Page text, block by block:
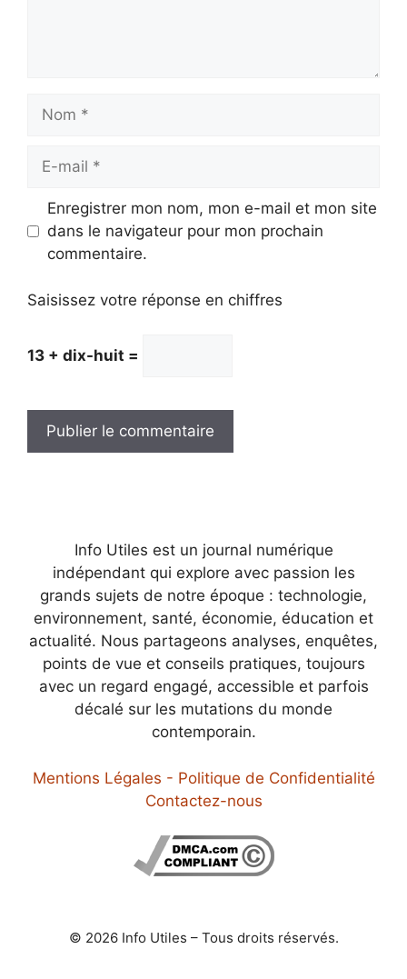
Nom
Enregistrer mon nom, mon e-mail et mon site
dans le navigateur pour mon prochain
commentaire.
Saisissez votre réponse en chiffres
13 + dix-huit =
Info Utiles est un journal numérique
indépendant qui explore avec passion les
grands sujets de notre époque : technologie,
environnement, santé, économie, éducation et
actualité. Nous partageons analyses, enquêtes,
points de vue et conseils pratiques, toujours
avec un regard engagé, accessible et parfois
décalé sur les mutations du monde
contemporain.
Mentions Légales - Politique de Confidentialité
Contactez-nous
© 2026 Info Utiles – Tous droits réservés.